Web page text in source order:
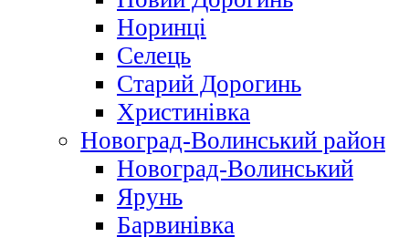
Норинці
Селець
Старий Дорогинь
Христинівка
Новоград-Волинський район
Новоград-Волинський
Ярунь
Барвинівка